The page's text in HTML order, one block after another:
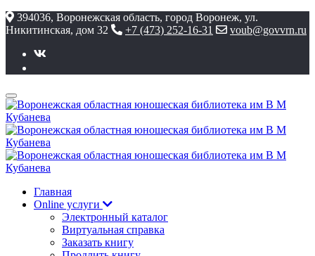
394036, Воронежская область, город Воронеж, ул.
Никитинская, дом 32
+7 (473) 252-16-31 voub@govvrn.ru
Главная
Online услуги
Электронный каталог
Виртуальная справка
Заказать книгу